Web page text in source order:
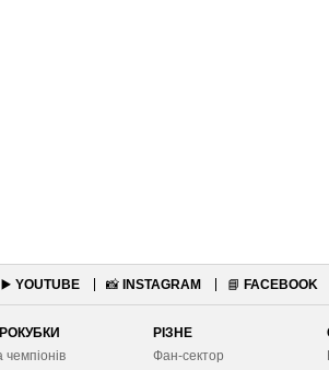
▶️ YOUTUBE 📸 INSTAGRAM 📘 FACEBOOK
чемпіонів
РІЗНЕ
Фан-сектор